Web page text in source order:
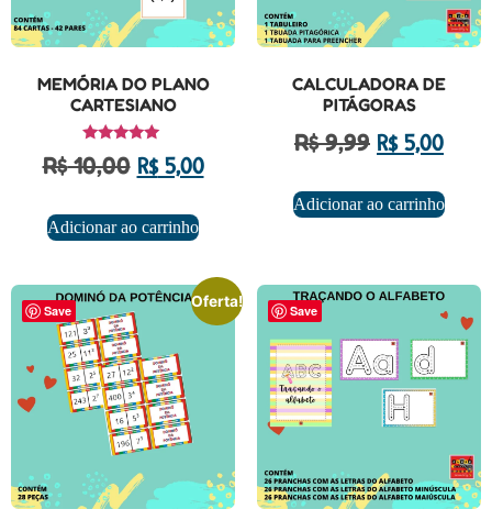
MEMÓRIA DO PLANO
CARTESIANO
Avaliação
5.00
de 5
R$10,00 R$5,00
Adicionar ao carrinho
CALCULADORA DE
PITÁGORAS
R$9,99 R$5,00
Adicionar ao carrinho
Save
Oferta!
Save